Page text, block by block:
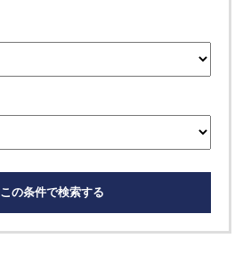
この条件で検索する